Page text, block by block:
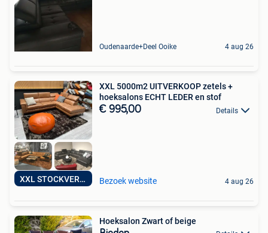
Oudenaarde+Deel Ooike 4 aug 26
XXL STOCKVERKOOP
XXL 5000m2 UITVERKOOP zetels +
hoeksalons ECHT LEDER en stof
€ 995,00 Details
Bezoek website 4 aug 26
Hoeksalon Zwart of beige